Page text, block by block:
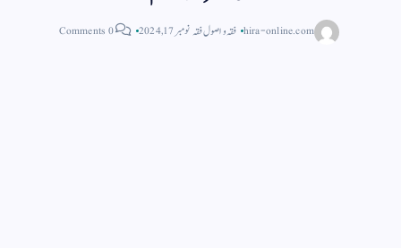
hira-online.com فقہ و اصول فقہنومبر 17, 2024 0 Comments